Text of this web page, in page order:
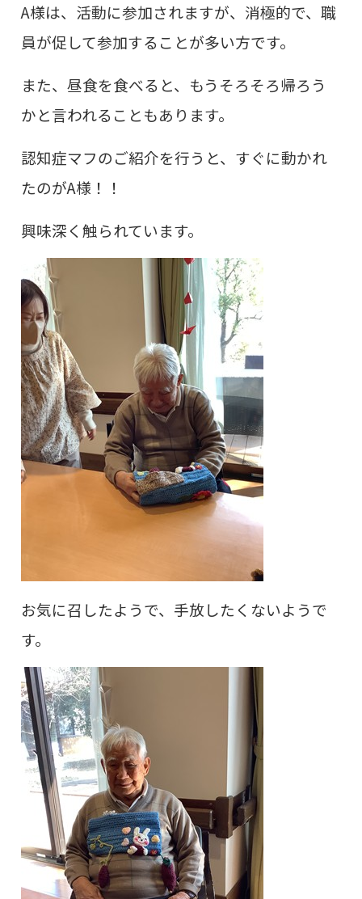
A様は、活動に参加されますが、消極的で、職
員が促して参加することが多い方です。
また、昼食を食べると、もうそろそろ帰ろう
かと言われることもあります。
認知症マフのご紹介を行うと、すぐに動かれ
たのがA様！！
興味深く触られています。
お気に召したようで、手放したくないようで
す。